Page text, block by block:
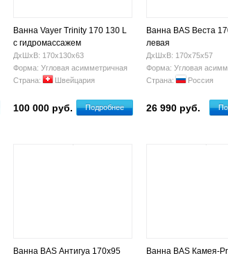
Ванна Vayer Trinity 170 130 L
с гидромассажем
ДхШхВ: 170х130х63
Форма: Угловая асимметричная
Страна:
Швейцария
100 000 руб. Подробнее
Ванна BAS Веста
левая
ДхШхВ: 170х75х57
Форма: Угловая
Страна:
Россия
26 990 руб.
Ванна BAS Антигуа 170х95
Ванна BAS Камея-